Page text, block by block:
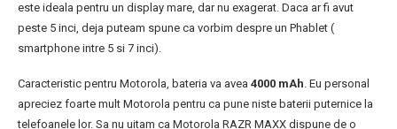
este ideala pentru un display mare, dar nu exagerat. Daca ar fi avut
peste 5 inci, deja puteam spune ca vorbim despre un Phablet (
smartphone intre 5 si 7 inci).
Caracteristic pentru Motorola, bateria va avea 4000 mAh. Eu personal
apreciez foarte mult Motorola pentru ca pune niste baterii puternice la
telefoanele lor. Sa nu uitam ca Motorola RAZR MAXX dispune de o